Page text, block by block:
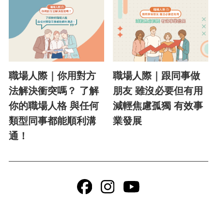
職場人際｜你用對方
法解決衝突嗎？ 了解
你的職場人格 與任何
類型同事都能順利溝
通！
職場人際｜跟同事做
朋友 雖沒必要但有用
減輕焦慮孤獨 有效事
業發展